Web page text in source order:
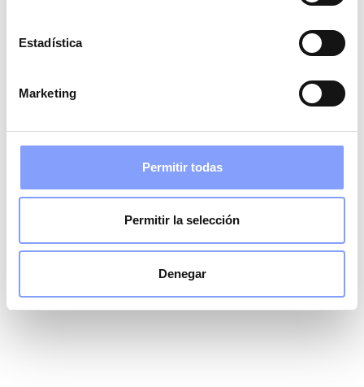
Estadística
Marketing
Permitir todas
Permitir la selección
Denegar